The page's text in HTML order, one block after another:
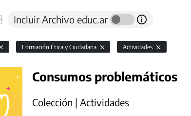
Incluir Archivo educ.ar
Formación Ética y Ciudadana Actividades
Consumos problemáticos
Colección | Actividades